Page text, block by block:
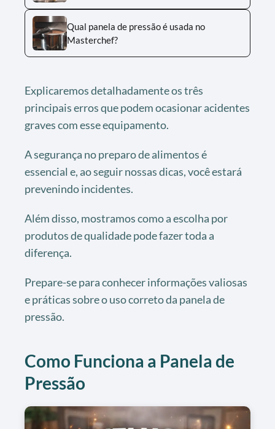
Qual panela de pressão é usada no
Masterchef?
Explicaremos detalhadamente os três
principais erros que podem ocasionar acidentes
graves com esse equipamento.
A segurança no preparo de alimentos é
essencial e, ao seguir nossas dicas, você estará
prevenindo incidentes.
Além disso, mostramos como a escolha por
produtos de qualidade pode fazer toda a
diferença.
Prepare-se para conhecer informações valiosas
e práticas sobre o uso correto da panela de
pressão.
Como Funciona a Panela de
Pressão